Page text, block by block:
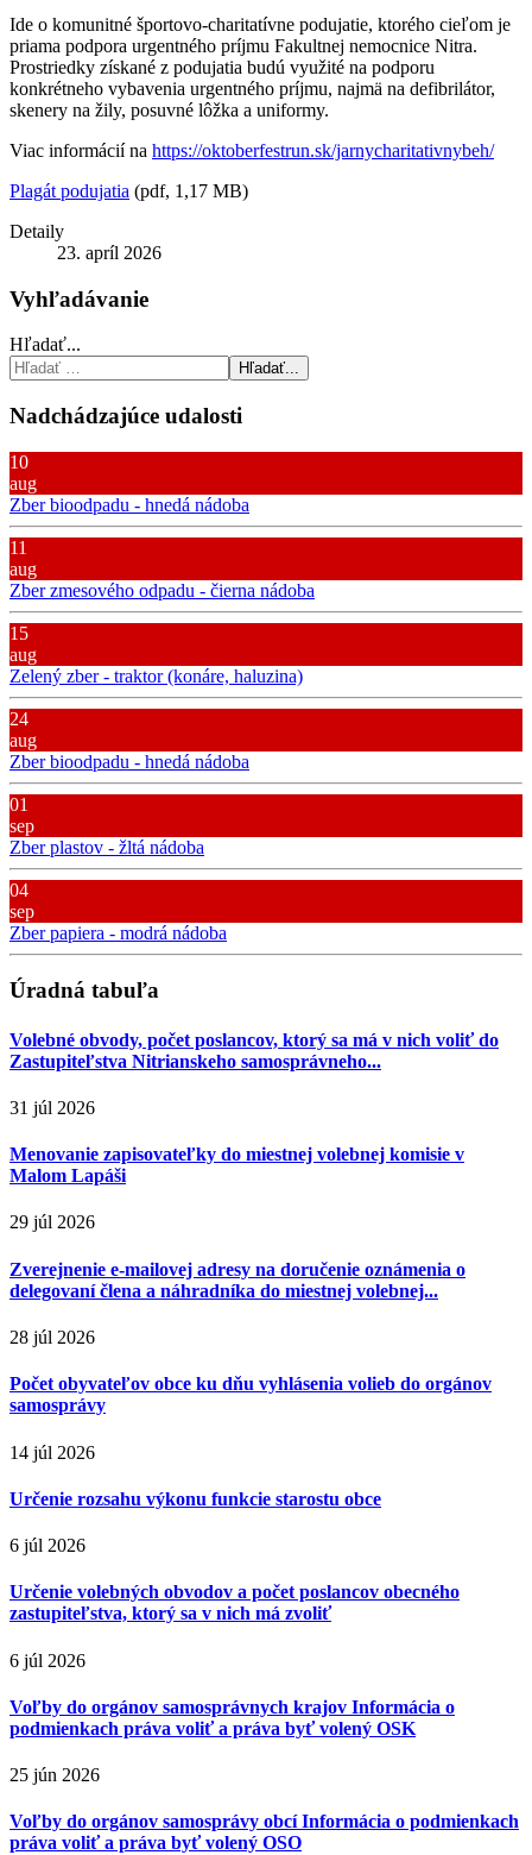
Ide o komunitné športovo-charitatívne podujatie, ktorého cieľom je
priama podpora urgentného príjmu Fakultnej nemocnice Nitra.
Prostriedky získané z podujatia budú využité na podporu
konkrétneho vybavenia urgentného príjmu, najmä na defibrilátor,
skenery na žily, posuvné lôžka a uniformy.
Viac informácií na https://oktoberfestrun.sk/jarnycharitativnybeh/
Plagát podujatia (pdf, 1,17 MB)
Detaily
23. apríl 2026
Vyhľadávanie
Hľadať...
Hľadať...
Nadchádzajúce udalosti
10
aug
Zber bioodpadu - hnedá nádoba
11
aug
Zber zmesového odpadu - čierna nádoba
15
aug
Zelený zber - traktor (konáre, haluzina)
24
aug
Zber bioodpadu - hnedá nádoba
01
sep
Zber plastov - žltá nádoba
04
sep
Zber papiera - modrá nádoba
Úradná tabuľa
Volebné obvody, počet poslancov, ktorý sa má v nich voliť do
Zastupiteľstva Nitrianskeho samosprávneho...
31 júl 2026
Menovanie zapisovateľky do miestnej volebnej komisie v
Malom Lapáši
29 júl 2026
Zverejnenie e-mailovej adresy na doručenie oznámenia o
delegovaní člena a náhradníka do miestnej volebnej...
28 júl 2026
Počet obyvateľov obce ku dňu vyhlásenia volieb do orgánov
samosprávy
14 júl 2026
Určenie rozsahu výkonu funkcie starostu obce
6 júl 2026
Určenie volebných obvodov a počet poslancov obecného
zastupiteľstva, ktorý sa v nich má zvoliť
6 júl 2026
Voľby do orgánov samosprávnych krajov Informácia o
podmienkach práva voliť a práva byť volený OSK
25 jún 2026
Voľby do orgánov samosprávy obcí Informácia o podmienkach
práva voliť a práva byť volený OSO